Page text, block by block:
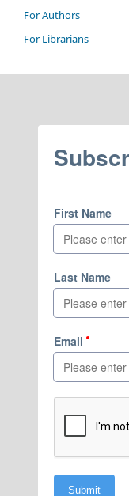
For Authors
For Librarians